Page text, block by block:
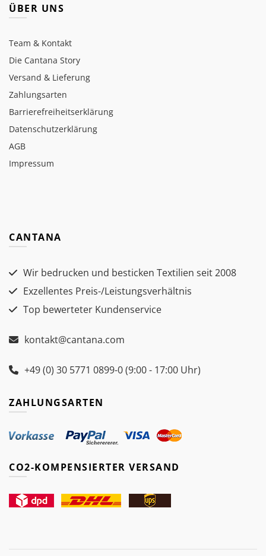
ÜBER UNS
Team & Kontakt
Die Cantana Story
Versand & Lieferung
Zahlungsarten
Barrierefreiheitserklärung
Datenschutzerklärung
AGB
Impressum
CANTANA
Wir bedrucken und besticken Textilien seit 2008
Exzellentes Preis-/Leistungsverhältnis
Top bewerteter Kundenservice
kontakt@cantana.com
+49 (0) 30 5771 0899-0 (9:00 - 17:00 Uhr)
ZAHLUNGSARTEN
CO2-KOMPENSIERTER VERSAND